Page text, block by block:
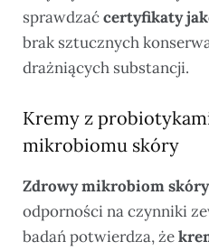
sprawdzaćcertyfikaty
brak sztucznych
drażniących substancji.
Kremy z
mikrobiomu skóry
Zdrowy mikrobiom skóry
odporności na czynniki
badań potwierdza, że